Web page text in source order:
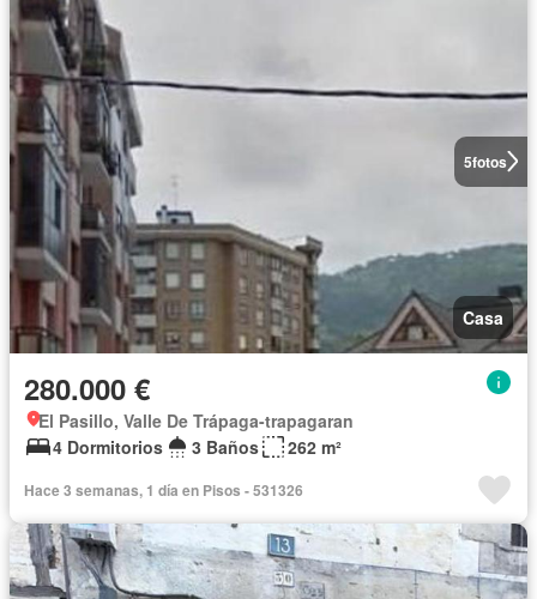
5fotos
Casa
280.000 €
El Pasillo, Valle De Trápaga-trapagaran
4 Dormitorios
3 Baños 262 m²
Hace 3 semanas, 1 día en Pisos - 531326